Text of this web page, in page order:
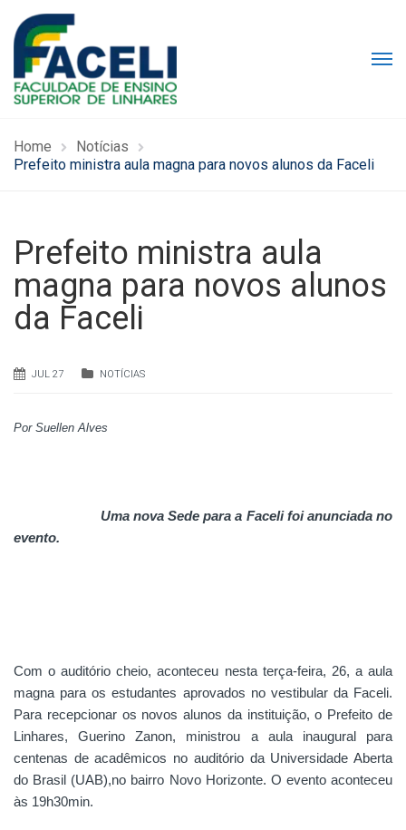
Home
Notícias
Prefeito ministra aula magna para novos alunos da Faceli
Prefeito ministra aula
magna para novos alunos
da Faceli
JUL 27 NOTÍCIAS
Por Suellen Alves
Uma nova Sede para a Faceli foi anunciada no
evento.
Com o auditório cheio, aconteceu nesta terça-feira, 26, aaula
magna para os estudantes aprovados no vestibular da Faceli.
Para recepcionar os novos alunos da instituição, o Prefeito de
Linhares, Guerino Zanon, ministrou a aula inaugural para
centenas de acadêmicos no auditório da Universidade Aberta
do Brasil (UAB),no bairro Novo Horizonte. O evento aconteceu
às 19h30min.